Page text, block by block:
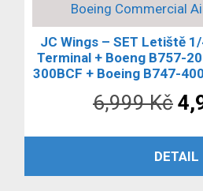
Boeing Commercial
JC Wings – SET Letiště
Terminal + Boeng B757-
300BCF + Boeing B747-
6,999Kč
PŘIDAT DO
DETAIL